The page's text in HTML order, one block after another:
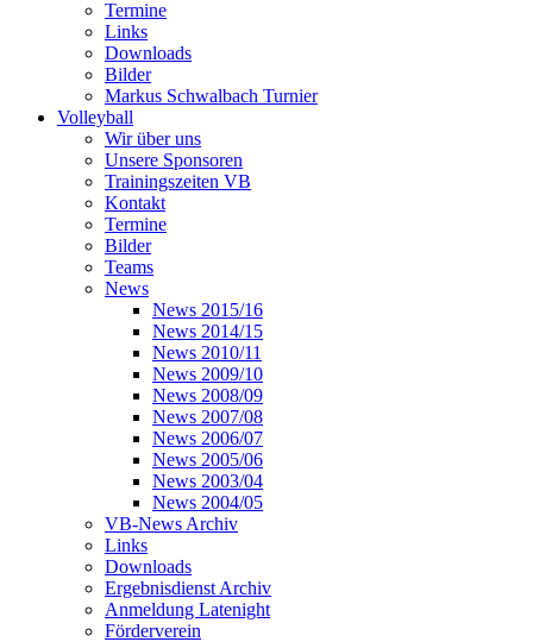
Termine
Links
Downloads
Bilder
Markus Schwalbach Turnier
Volleyball
Wir über uns
Unsere Sponsoren
Trainingszeiten VB
Kontakt
Termine
Bilder
Teams
News
News 2015/16
News 2014/15
News 2010/11
News 2009/10
News 2008/09
News 2007/08
News 2006/07
News 2005/06
News 2003/04
News 2004/05
VB-News Archiv
Links
Downloads
Ergebnisdienst Archiv
Anmeldung Latenight
Förderverein